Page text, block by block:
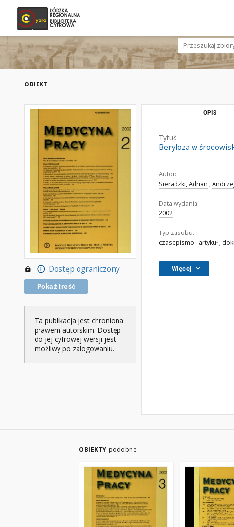
OBIEKT
Dostęp ograniczony
Pokaż treść
Ta publikacja jest chroniona
prawem autorskim. Dostęp
do jej cyfrowej wersji jest
możliwy po zalogowaniu.
OPIS
Tytuł:
Beryloza w
Autor:
Sieradzki, Adrian ;
Data wydania:
2002
Typ zasobu:
czasopismo - artykuł ;
Więcej
OBIEKTY podobne